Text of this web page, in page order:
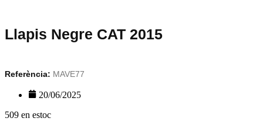
Llapis Negre CAT 2015
Referència: MAVE77
20/06/2025
509 en estoc